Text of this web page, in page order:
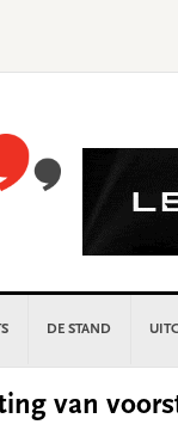
DE STAND
van